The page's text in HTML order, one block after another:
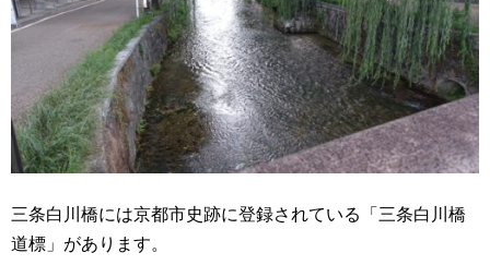
三条白川橋には京都市史跡に登録されている「三条白川橋
道標」があります。